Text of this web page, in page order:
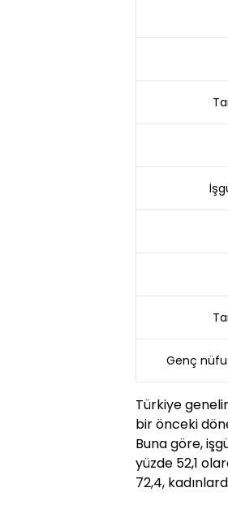
Genç
Türkiye
bir önceki
Buna göre,
yüzde 52,1
72,4,